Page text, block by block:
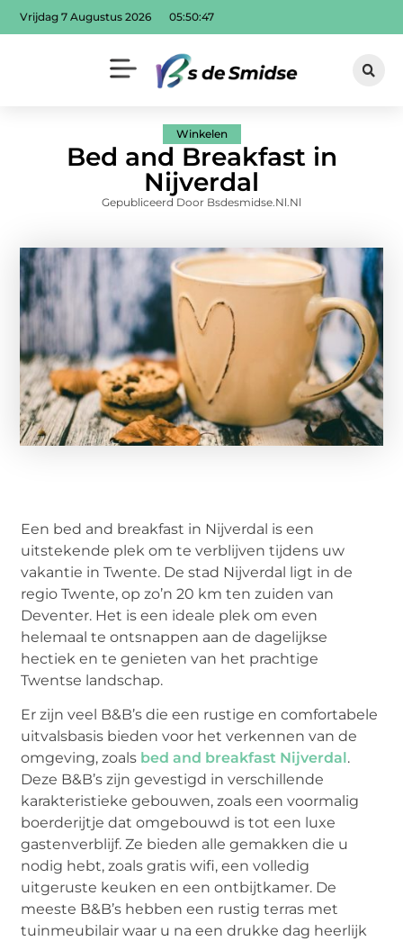
Vrijdag 7 Augustus 2026 05:50:49
Winkelen
Bed and Breakfast in
Nijverdal
Gepubliceerd Door Bsdesmidse.nl.nl
Een bed and breakfast in Nijverdal is een
uitstekende plek om te verblijven tijdens uw
vakantie in Twente. De stad Nijverdal ligt in de
regio Twente, op zo’n 20 km ten zuiden van
Deventer. Het is een ideale plek om even
helemaal te ontsnappen aan de dagelijkse
hectiek en te genieten van het prachtige
Twentse landschap.
Er zijn veel B&B’s die een rustige en comfortabele
uitvalsbasis bieden voor het verkennen van de
omgeving, zoals bed and breakfast Nijverdal .
Deze B&B’s zijn gevestigd in verschillende
karakteristieke gebouwen, zoals een voormalig
boerderijtje dat omgebouwd is tot een luxe
gastenverblijf. Ze bieden alle gemakken die u
nodig hebt, zoals gratis wifi, een volledig
uitgeruste keuken en een ontbijtkamer. De
meeste B&B’s hebben een rustig terras met
tuinmeubilair waar u na een drukke dag heerlijk